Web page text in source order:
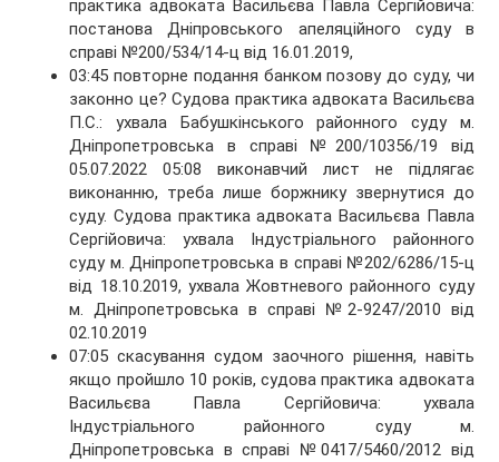
практика адвоката Васильєва Павла Сергійовича:
постанова Дніпровського апеляційного суду в
справі №200/534/14-ц від 16.01.2019,
03:45 повторне подання банком позову до суду, чи
законно це? Судова практика адвоката Васильєва
П.С.: ухвала Бабушкінського районного суду м.
Дніпропетровська в справі №200/10356/19 від
05.07.2022 05:08 виконавчий лист не підлягає
виконанню, треба лише боржнику звернутися до
суду. Судова практика адвоката Васильєва Павла
Сергійовича: ухвала Індустріального районного
суду м. Дніпропетровська в справі №202/6286/15-ц
від 18.10.2019, ухвала Жовтневого районного суду
м. Дніпропетровська в справі №2-9247/2010 від
02.10.2019
07:05 скасування судом заочного рішення, навіть
якщо пройшло 10 років, судова практика адвоката
Васильєва Павла Сергійовича: ухвала
Індустріального районного суду м.
Дніпропетровська в справі №0417/5460/2012 від